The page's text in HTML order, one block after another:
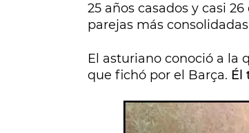
25 años casados y casi
parejas más
El asturiano conoció a la
que fichó por el Barça. Él